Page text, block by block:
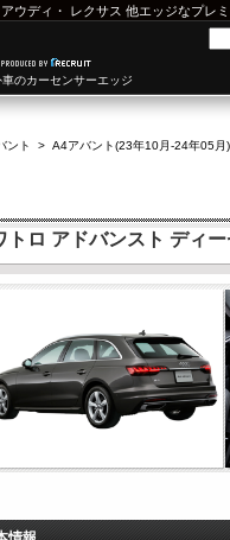
アウディ ・ レクサス 他エッジなプレ
のカーセンサーエッジ
ント > A4アバント(23年10月-24年05月)
ロ アドバンスト ディ